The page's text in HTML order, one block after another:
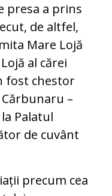
presa a prins
de altfel,
Mare Lojă
al cărei
fost chestor
–
Palatul
de cuvânt
precum cea